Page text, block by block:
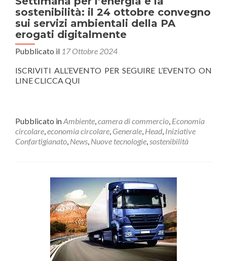
sostenibilità: il 24 ottobre convegno
sui servizi ambientali della PA
erogati digitalmente
Pubblicato il 17 Ottobre 2024
ISCRIVITI ALL’EVENTO PER SEGUIRE L’EVENTO ON
LINE CLICCA QUI
Pubblicato inAmbiente,camera di commercio, Economia
circolare,economia circolare, Generale, Head, Iniziative
Confartigianato, News, Nuove tecnologie,sostenibilità